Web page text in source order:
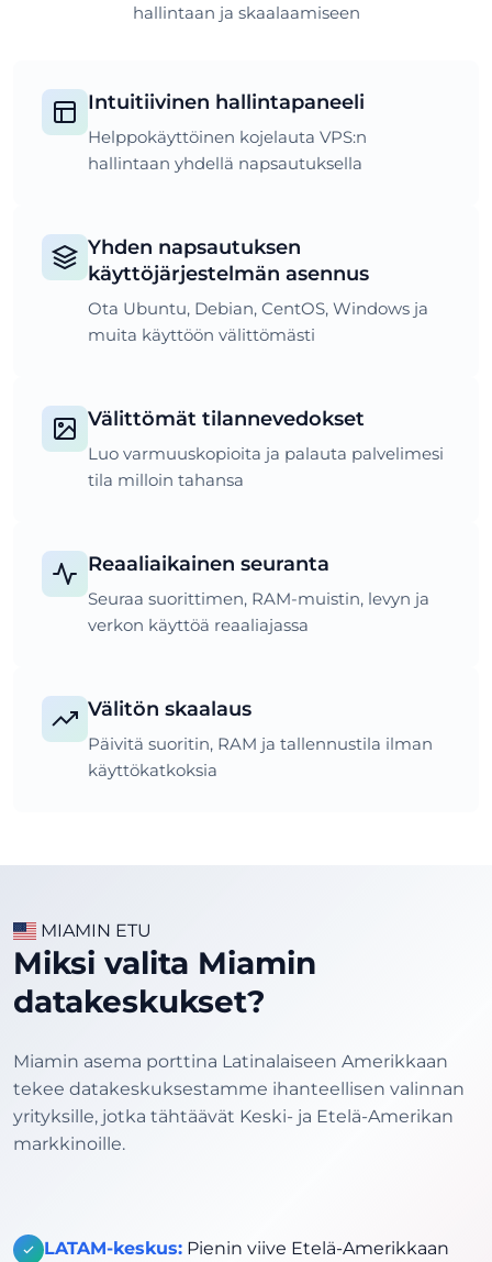
hallintaan ja skaalaamiseen
Intuitiivinen hallintapaneeli
Helppokäyttöinen kojelauta VPS:n
hallintaan yhdellä napsautuksella
Yhden napsautuksen
käyttöjärjestelmän asennus
Ota Ubuntu, Debian, CentOS, Windows ja
muita käyttöön välittömästi
Välittömät tilannevedokset
Luo varmuuskopioita ja palauta palvelimesi
tila milloin tahansa
Reaaliaikainen seuranta
Seuraa suorittimen, RAM-muistin, levyn ja
verkon käyttöä reaaliajassa
Välitön skaalaus
Päivitä suoritin, RAM ja tallennustila ilman
käyttökatkoksia
MIAMIN ETU
Miksi valita Miamin
datakeskukset?
Miamin asema porttina Latinalaiseen Amerikkaan
tekee datakeskuksestamme ihanteellisen valinnan
yrityksille, jotka tähtäävät Keski- ja Etelä-Amerikan
markkinoille.
LATAM-keskus: Pienin viive Etelä-Amerikkaan